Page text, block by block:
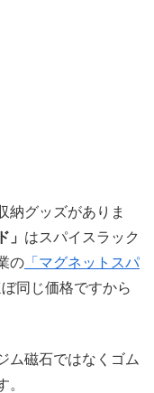
納グッズがありま
」 はスパイスラック
の 「マグネットスパ
ぼ同じ価格ですから
ム磁石ではなくゴム
。